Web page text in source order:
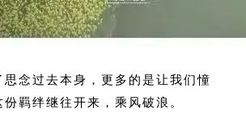
思念过去本身，更多的是让我们憧
羁绊继往开来，乘风破浪。